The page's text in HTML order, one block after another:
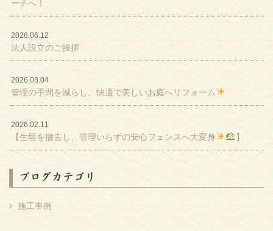
ーチへ！
2026.06.12
法人設立のご挨拶
2026.03.04
管理の手間を減らし、快適で美しいお庭へリフォーム
2026.02.11
【生垣を撤去し、管理いらずの安心フェンスへ大変身 】
ブログカテゴリ
施工事例